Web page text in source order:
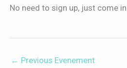
No need to sign up, just come
← Previous Evenement